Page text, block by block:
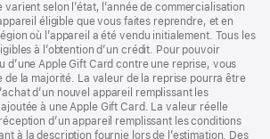
selon l’état, l’année de commercialisation
éligible que vous faites reprendre, et en
où l’appareil a été vendu initialement. Tous les
à l’obtention d’un crédit. Pour pouvoir
d’une Apple Gift Card contre une reprise, vous
de la majorité. La valeur de la reprise pourra être
d’un nouvel appareil remplissant les
à une Apple Gift Card. La valeur réelle
d’un appareil remplissant les conditions
à la description fournie lors de l’estimation. Des